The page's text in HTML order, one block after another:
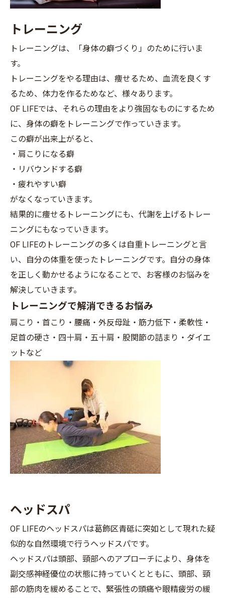
トレーニング
トレーニングは、「身体の癖づくり」のために行いま
す。
トレーニングをやる理由は、痩せるため、血流を良くす
るため、体力を作るためなど、様々あります。
OF LIFEでは、それらの理由をより強固なものにするため
に、身体の癖をトレーニングで作っていきます。
この癖が出来上がると、
・肩こりになる癖
・リバウンドする癖
・疲れやすい癖
がなくなっていきます。
結果的に痩せるトレーニングにも、代謝を上げるトレー
ニングにもなっていきます。
OF LIFEのトレーニングの多くは自重トレーニングと言
い、自分の体重を使ったトレーニングです。自分の身体
を正しく動かせるようになることで、お客様のお悩みを
解決していきます。
トレーニングで解消できるお悩み
肩こり・首こり・腰痛・外反母趾・筋力低下・柔軟性・
足首の硬さ・四十肩・五十肩・股関節の詰まり・ダイエ
ットなど
ヘッドスパ
OF LIFEのヘッドスパは葛飾区青砥に突如として現れた疑
似的な自然環境で行うヘッドスパです。
ヘッドスパは頭部、頸部へのアプローチにより、身体を
副交感神経優位の状態に持っていくとともに、頭部、頸
部の筋肉を緩めることで、緊張性の頭痛や眼精疲労の緩